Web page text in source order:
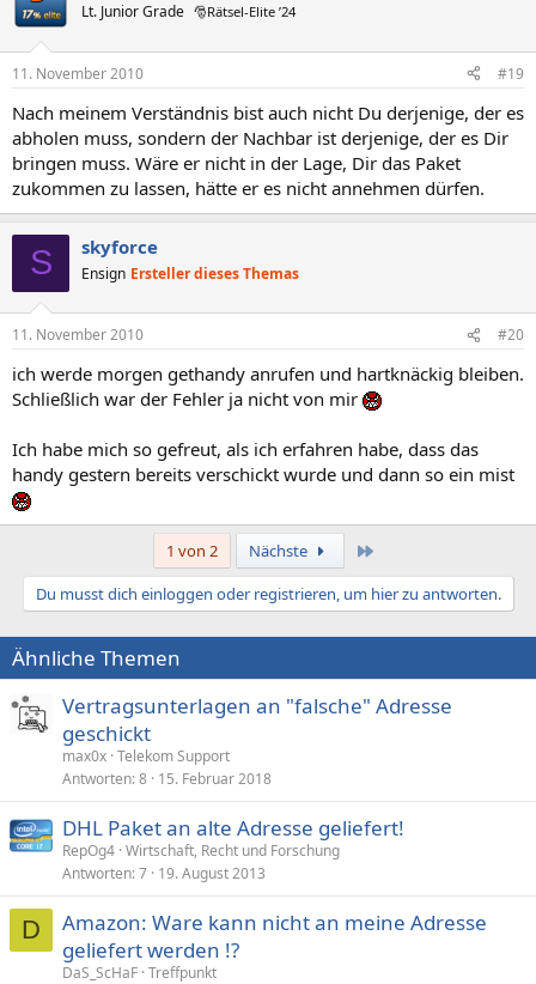
Lt. Junior Grade 🎅Rätsel-Elite ’24
11. November 2010 #19
Nach meinem Verständnis bist auch nicht Du derjenige, der es
abholen muss, sondern der Nachbar ist derjenige, der es Dir
bringen muss. Wäre er nicht in der Lage, Dir das Paket
zukommen zu lassen, hätte er es nicht annehmen dürfen.
S skyforce
Ensign Ersteller dieses Themas
11. November 2010 #20
ich werde morgen gethandy anrufen und hartknäckig bleiben.
Schließlich war der Fehler ja nicht von mir
Ich habe mich so gefreut, als ich erfahren habe, dass das
handy gestern bereits verschickt wurde und dann so ein mist
1 von 2 Nächste
Du musst dich einloggen oder registrieren, um hier zu antworten.
Ähnliche Themen
Vertragsunterlagen an "falsche" Adresse
geschickt
max0x Telekom Support
Antworten 8 15. Februar 2018
DHL Paket an alte Adresse geliefert!
RepOg4 Wirtschaft, Recht und Forschung
Antworten 7 19. August 2013
D
Amazon: Ware kann nicht an meine Adresse
geliefert werden !?
DaS_ScHaF Treffpunkt